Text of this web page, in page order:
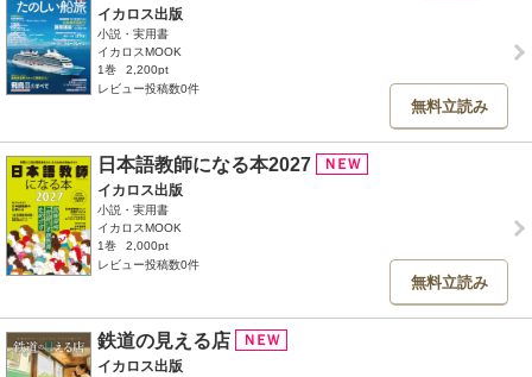
イカロス出版
小説・実用書
イカロスMOOK
1巻
2,200pt
レビュー投稿数0件
無料立読み
日本語教師になる本2027
イカロス出版
小説・実用書
イカロスMOOK
1巻
2,000pt
レビュー投稿数0件
無料立読み
鉄道の見える店
イカロス出版